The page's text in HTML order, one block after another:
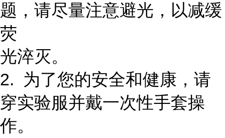
题，请尽量注意避光，以减缓
荧
光淬灭。
2. 为了您的安全和健康，请
穿实验服并戴一次性手套操
作。